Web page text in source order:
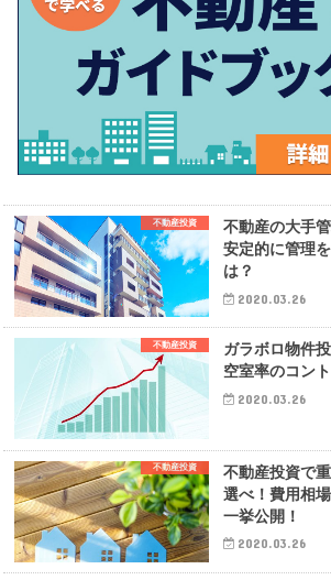
不動産投資
不動産の大手
安定的に管理
は？
2020.03.26
不動産投資
ガラボロ物件
空室率のコン
2020.03.26
不動産投資
不動産投資で
選べ！費用相
一挙公開！
2020.03.26